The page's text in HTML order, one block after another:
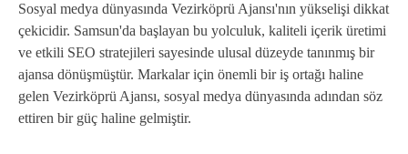
Sosyal medya dünyasında Vezirköprü Ajansı'nın yükselişi dikkat
çekicidir. Samsun'da başlayan bu yolculuk, kaliteli içerik üretimi
ve etkili SEO stratejileri sayesinde ulusal düzeyde tanınmış bir
ajansa dönüşmüştür. Markalar için önemli bir iş ortağı haline
gelen Vezirköprü Ajansı, sosyal medya dünyasında adından söz
ettiren bir güç haline gelmiştir.